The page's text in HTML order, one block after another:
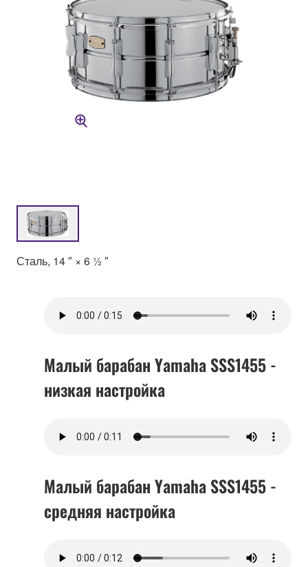
Сталь, 14 ″ × 6 ½ ″
Малый барабан Yamaha SSS1455 -
низкая настройка
Малый барабан Yamaha SSS1455 -
средняя настройка